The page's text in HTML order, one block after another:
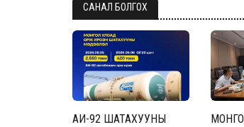
САНАЛ БОЛГОХ
АИ-92 ШАТАХУУНЫ